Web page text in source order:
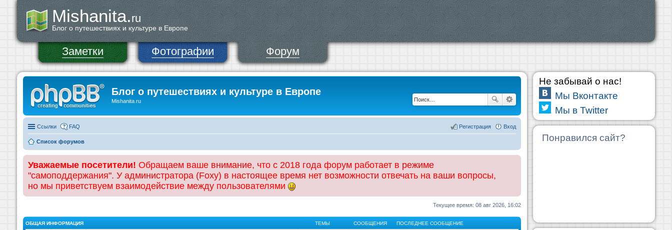
Mishanita.ru
Блог о путешествиях и культуре в Европе
Заметки Фотографии Форум
Блог о путешествиях и культуре в Европе
Mishanita.ru
Ссылки FAQ Вход
Регистрация
Список форумов
Уважаемые посетители! Обращаем ваше внимание, что с 2018 года форум работает в режиме
"самоподдержания". У администратора (Foxy) в настоящее время нет возможности отвечать на ваши вопросы,
но мы приветствуем взаимодействие между пользователями
Текущее время: 08 авг 2026, 16:02
ОБЩАЯ ИНФОРМАЦИЯ ТЕМЫ СООБЩЕНИЯ ПОСЛЕДНЕЕ СООБЩЕНИЕ
Не забывай о нас!
Мы Вконтакте
Мы в Twitter
Понравился сайт?